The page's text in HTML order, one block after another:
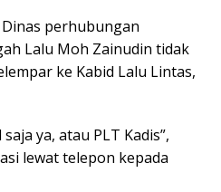
perhubungan
Lalu Moh Zainudin tidak
ke Kabid Lalu Lintas,
ya, atau PLT Kadis”,
lewat telepon kepada